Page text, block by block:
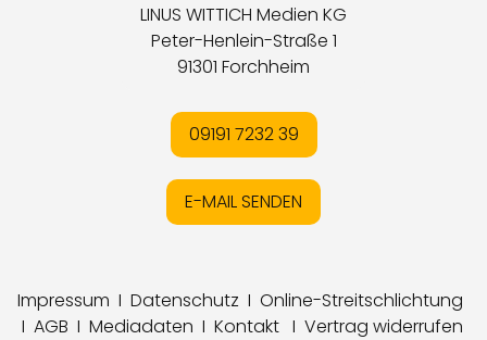
LINUS WITTICH Medien KG
Peter-Henlein-Straße 1
91301 Forchheim
09191 7232 39
E-MAIL SENDEN
Impressum I Datenschutz I Online-Streitschlichtung
I AGB I Mediadaten I Kontakt I Vertrag widerrufen